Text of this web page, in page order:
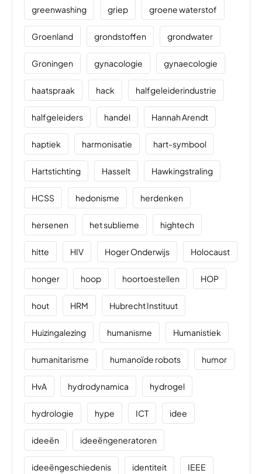
greenwashing griep groene waterstof
Groenland grondstoffen grondwater
Groningen gynacologie gynaecologie
haatspraak hack halfgeleiderindustrie
halfgeleiders handel Hannah Arendt
haptiek harmonisatie hart-symbool
Hartstichting Hasselt Hawkingstraling
HCSS hedonisme herdenken
hersenen het sublieme hightech
hitte HIV Hoger Onderwijs Holocaust
honger hoop hoortoestellen HOP
hout HRM Hubrecht Instituut
Huizingalezing humanisme Humanistiek
humanitarisme humanoïde robots humor
HvA hydrodynamica hydrogel
hydrologie hype ICT idee
ideeën ideeëngeneratoren
ideeëngeschiedenis identiteit IEEE